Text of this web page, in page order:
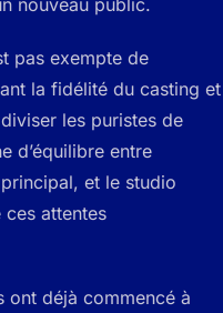
pas exempte de
la fidélité du casting et
les puristes de
d’équilibre entre
et le studio
attentes
ont déjà commencé à